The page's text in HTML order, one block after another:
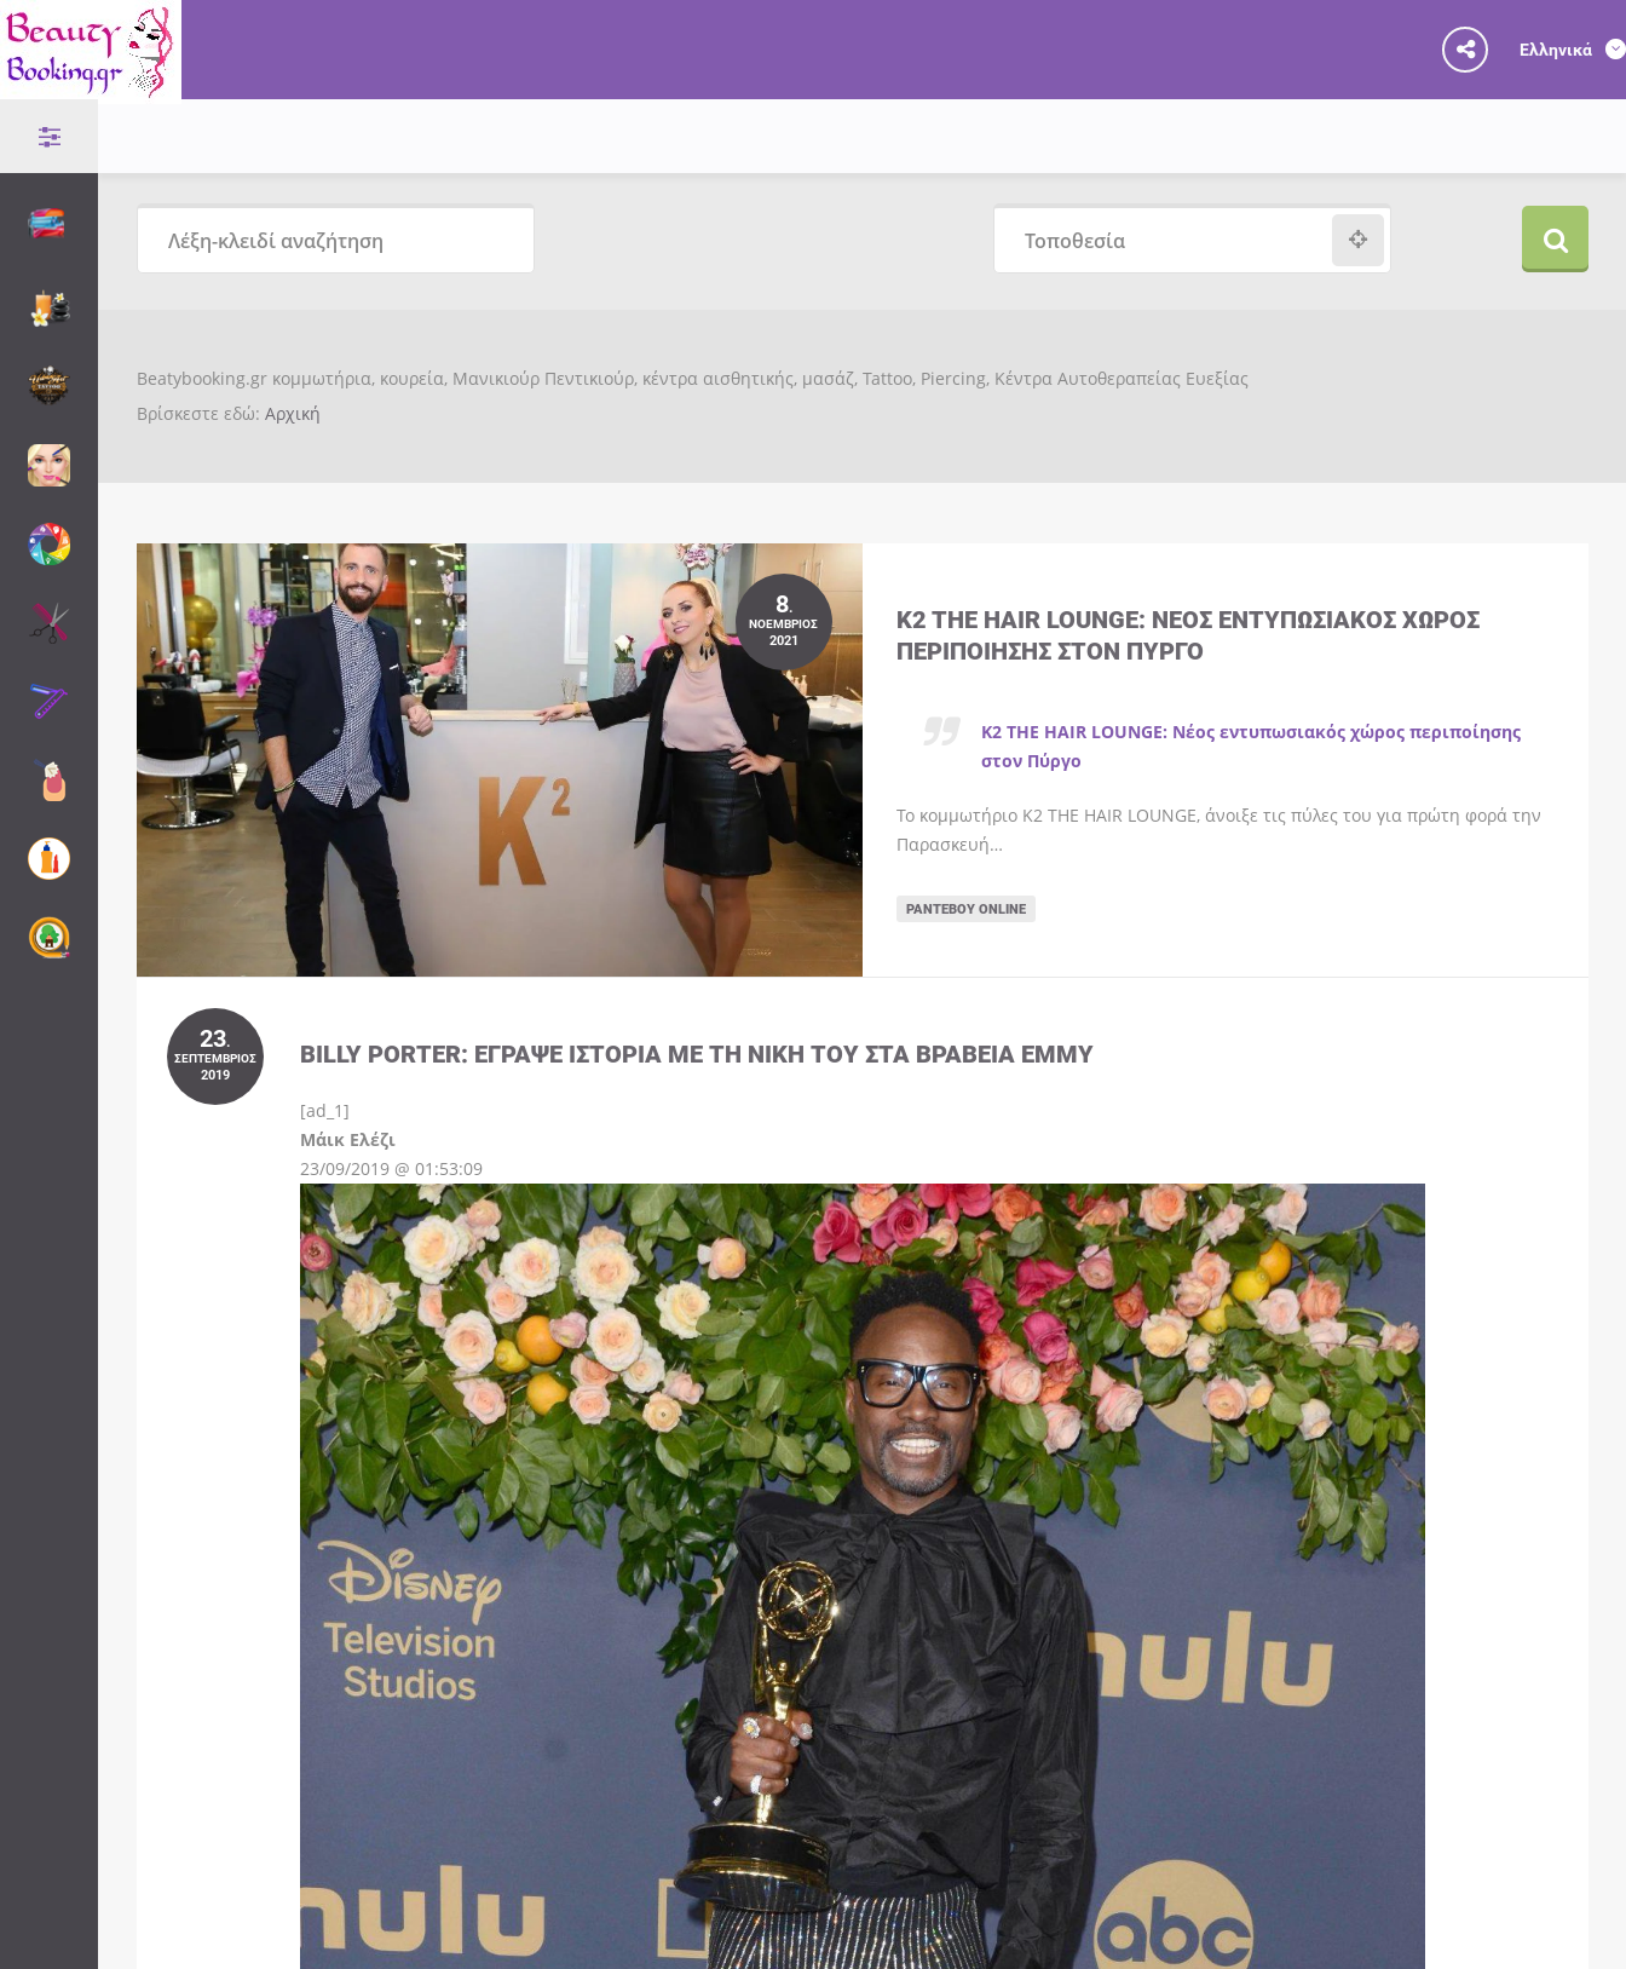
Ελληνικά
Beatybooking.gr κομμωτήρια, κουρεία, Μανικιούρ Πεντικιούρ, κέντρα αισθητικής, μασάζ, Tattoo, Piercing, Κέντρα Αυτοθεραπείας Ευεξίας
Βρίσκεστε εδώ: Αρχική
8.
ΝΟΈΜΒΡΙΟΣ
2021
K2 THE HAIR LOUNGE: ΝΈΟΣ ΕΝΤΥΠΩΣΙΑΚΌΣ ΧΏΡΟΣ
ΠΕΡΙΠΟΊΗΣΗΣ ΣΤΟΝ ΠΎΡΓΟ
K2 THE HAIR LOUNGE: Νέος εντυπωσιακός χώρος περιποίησης
στον Πύργο
Το κομμωτήριο K2 THE HAIR LOUNGE, άνοιξε τις πύλες του για πρώτη φορά την
Παρασκευή…
ΡΑΝΤΕΒΟΎ ONLINE
23.
ΣΕΠΤΈΜΒΡΙΟΣ
2019
BILLY PORTER: ΈΓΡΑΨΕ ΙΣΤΟΡΊΑ ΜΕ ΤΗ ΝΊΚΗ ΤΟΥ ΣΤΑ ΒΡΑΒΕΊΑ EMMY
[ad_1]
Μάικ ΕλέζιInstagram
23/09/2019 @ 01:53:09